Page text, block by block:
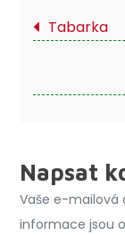
Tabarka
Napsat
Vaše e-mailová
informace jsou